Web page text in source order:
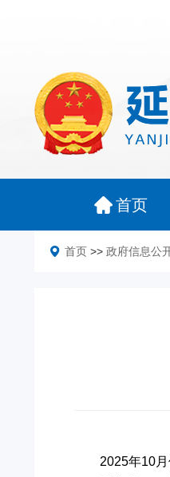
首页
首页 >> 政府信息公
2025年10